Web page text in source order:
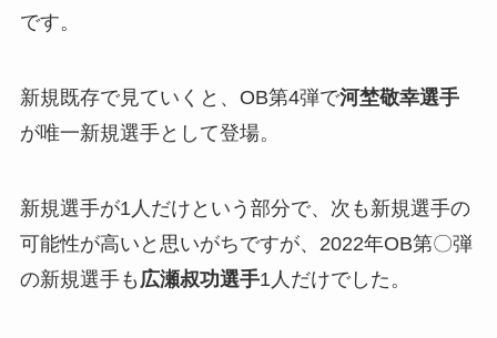
です。
新規既存で見ていくと、OB第4弾で河埜敬幸選手
が唯一新規選手として登場。
新規選手が1人だけという部分で、次も新規選手の
可能性が高いと思いがちですが、2022年OB第〇弾
の新規選手も 広瀬叔功選手1人だけでした。